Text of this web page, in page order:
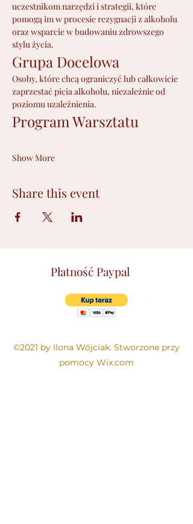
uczestnikom narzędzi i strategii, które
pomogą im w procesie rezygnacji z alkoholu
oraz wsparcie w budowaniu zdrowszego
stylu życia.
Grupa Docelowa
Osoby, które chcą ograniczyć lub całkowicie
zaprzestać picia alkoholu, niezależnie od
poziomu uzależnienia.
Program Warsztatu
Show More
Share this event
Płatność Paypal
©2021 by Ilona Wójciak. Stworzone przy
pomocy Wix.com